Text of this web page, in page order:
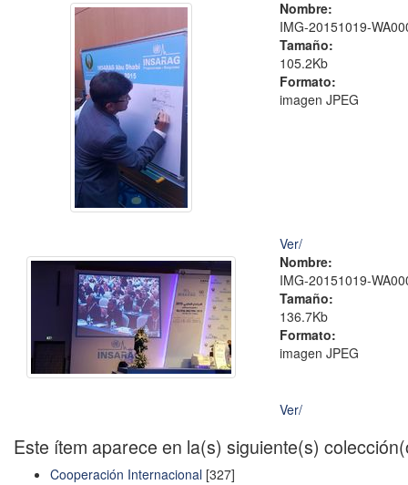
Nombre:
IMG-20151019-
Tamaño:
105.2Kb
Formato:
imagen JPEG
Ver/
Nombre:
IMG-20151019-
Tamaño:
136.7Kb
Formato:
imagen JPEG
Ver/
Este ítem aparece en la(s) siguiente(s)
Cooperación Internacional [327]